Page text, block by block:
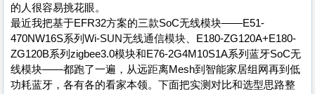
的人很容易挑花眼。
最近我把基于EFR32方案的三款SoC无线模块——E51-
470NW16S系列 Wi-SUN无线通信模块 、E180-ZG120A+E180-
ZG120B系列zigbee3.0模块和E76-2G4M10S1A系列蓝牙SoC无
线模块——都跑了一遍，从远距离Mesh到智能家居组网再到低
功耗蓝牙，各有各的看家本领。下面把实测对比和选型思路整